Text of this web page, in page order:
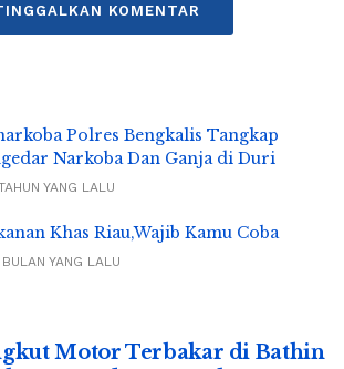
KOMENTAR
Polres Bengkalis Tangkap
Narkoba Dan Ganja di Duri
YANG LALU
Khas Riau,Wajib Kamu Coba
YANG LALU
Motor Terbakar di Bathin